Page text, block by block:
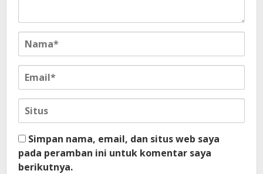
Simpan nama, email, dan situs web saya
pada peramban ini untuk komentar saya
berikutnya.